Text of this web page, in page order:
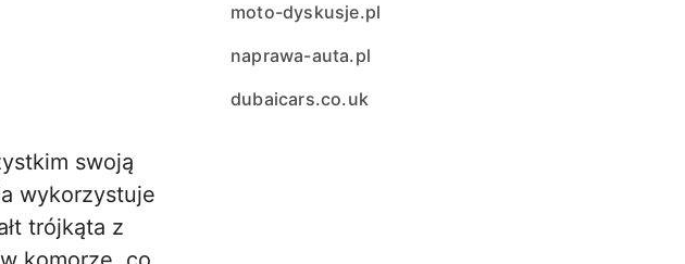
swoją
wykorzystuje
trójkąta z
moto-dyskusje.pl
naprawa-auta.pl
dubaicars.co.uk